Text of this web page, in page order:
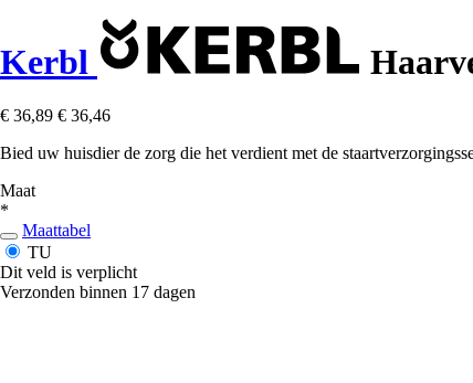
Kerbl
€ 36,89 € 36,46
Bied uw huisdier de zorg die het verdient met de
Maat
*
Maattabel
TU
Dit veld is verplicht
Verzonden binnen 17 dagen